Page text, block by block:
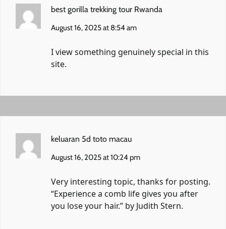
best gorilla trekking tour Rwanda
August 16, 2025 at 8:54 am
I view something genuinely special in this
site.
keluaran 5d toto macau
August 16, 2025 at 10:24 pm
Very interesting topic, thanks for posting.
“Experience a comb life gives you after
you lose your hair.” by Judith Stern.